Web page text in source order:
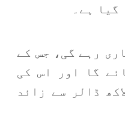
گیا ہے۔
تک جاری رہے گی، جس کے
گا اور اس کی
ڈالر سے زائد